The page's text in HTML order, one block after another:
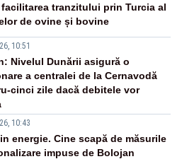
tranzitului prin Turcia al
de ovine și bovine
10:51
Nivelul Dunării asigură o
a centralei de la Cernavodă
cinci zile dacă debitele vor
10:43
energie. Cine scapă de măsurile
impuse de Bolojan